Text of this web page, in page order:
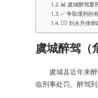
📊 虞城醉驾量
✅ 争取缓刑的
👨‍⚖️ 刘永升律师
虞城醉驾（
虞城县近年来
临刑事处罚。醉驾